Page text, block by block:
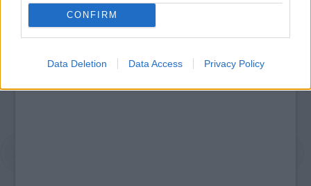
CONFIRM
Data Deletion Data Access Privacy Policy
Kommentek:
A hozzászólások avonatkozó jogszabályok
nem vállal, azokat nem ellenőrzi. Kifogás esetén forduljon a blog szerkesztőjéhez.